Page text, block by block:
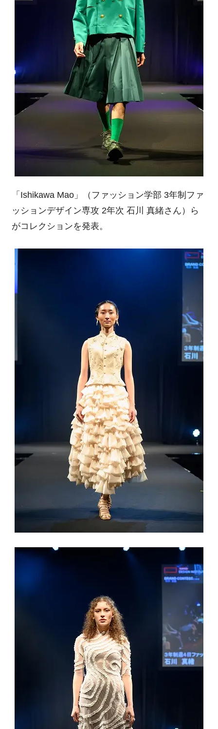
「Ishikawa Mao」（ファッション学部 3年制ファ
ッションデザイン専攻 2年次 石川 真緒さん）ら
がコレクションを発表。